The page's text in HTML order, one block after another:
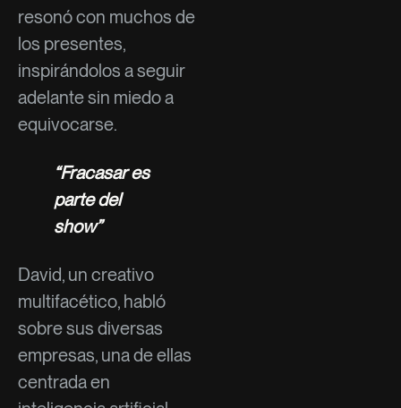
resonó con muchos de
los presentes,
inspirándolos a seguir
adelante sin miedo a
equivocarse.
“Fracasar es
parte del
show”
David, un creativo
multifacético, habló
sobre sus diversas
empresas, una de ellas
centrada en